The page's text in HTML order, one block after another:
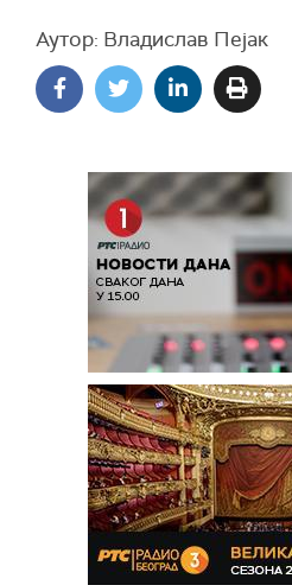
Аутор: Владислав Пејак